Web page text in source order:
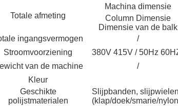
Totale afmeting
Machina dimensie
Column Dimensie
Dimensie van de balk
ingangsvermogen
/
Stroomvoorziening
380V 415V / 50Hz
van de machine
/
Kleur
Geschikte
polijstmaterialen
Slijpbanden,
(klap/doek/smarie/